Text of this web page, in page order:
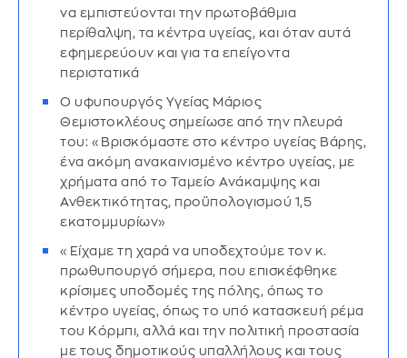
να εμπιστεύονται την πρωτοβάθμια
περίθαλψη, τα κέντρα υγείας, και όταν αυτά
εφημερεύουν και για τα επείγοντα
περιστατικά
Ο υφυπουργός Υγείας Μάριος
Θεμιστοκλέους σημείωσε από την πλευρά
του: «Βρισκόμαστε στο κέντρο υγείας Βάρης,
ένα ακόμη ανακαινισμένο κέντρο υγείας, με
χρήματα από το Ταμείο Ανάκαμψης και
Ανθεκτικότητας, προϋπολογισμού 1,5
εκατομμυρίων»
«Είχαμε τη χαρά να υποδεχτούμε τον κ.
πρωθυπουργό σήμερα, που επισκέφθηκε
κρίσιμες υποδομές της πόλης, όπως το
κέντρο υγείας, όπως το υπό κατασκευή ρέμα
του Κόρμπι, αλλά και την πολιτική προστασία
με τους δημοτικούς υπαλλήλους και τους